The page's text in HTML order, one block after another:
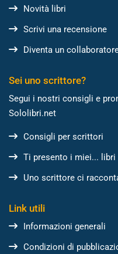
Novità libri
Scrivi una recensione
Diventa un
Sei uno scrittore?
Segui i nostri consigli e
Sololibri.net
Consigli per scrittori
Ti presento i miei... libri
Uno scrittore ci
Link utili
Informazioni generali
Condizioni di